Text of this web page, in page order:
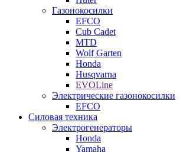
Газонокосилки
EFCO
Cub Cadet
MTD
Wolf Garten
Honda
Husqvarna
EVOLine
Электрические газонокосилки
EFCO
Силовая техника
Электрогенераторы
Honda
Yamaha